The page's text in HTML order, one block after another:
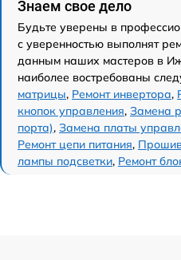
Знаем свое дело
Будьте уверены в
с уверенностью выполнят
данным наших мастеров в
наиболее востребованы
матрицы, Ремонт инвертора,
кнопок управления, Замена
порта), Замена платы
Ремонт цепи питания,
лампы подсветки, Ремонт